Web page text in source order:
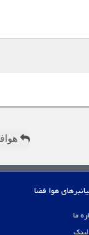
هوا فضا
ما